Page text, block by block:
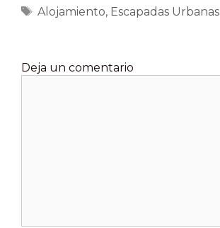
Etiquetas
Alojamiento, Escapadas Urbanas
Deja un comentario